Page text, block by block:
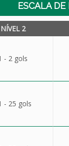
ESCALA DE
NÍVEL 2
- 2 gols
- 25 gols